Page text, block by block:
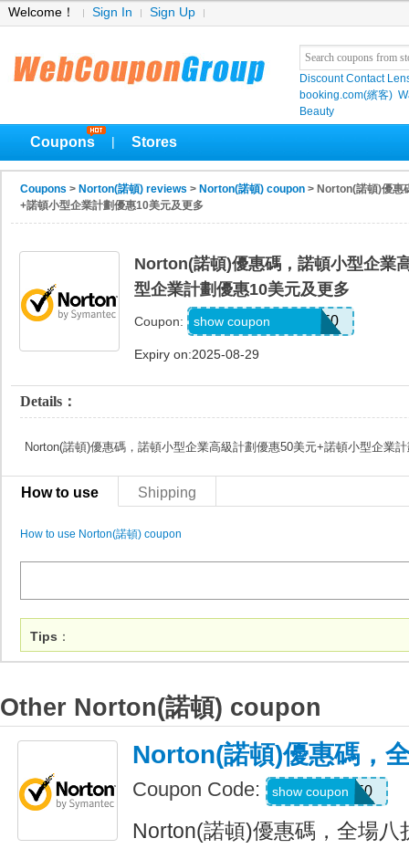
Welcome！ Sign In Sign Up
Discount Contact
booking.com(繽客)
Beauty
Coupons Stores
Coupons > Norton(諾頓) reviews > Norton(諾頓) coupon > Norton(諾頓)優惠
+諾頓小型企業計劃優惠10美元及更多
Norton(諾頓)優惠碼，諾頓小型企業
型企業計劃優惠10美元及更多
Coupon: UNSUBDISCPRE50
show coupon
Expiry on:2025-08-29
Details：
Norton(諾頓)優惠碼，諾頓小型企業高級計劃優惠50美元+諾頓小型企業
How to use Shipping
How to use Norton(諾頓) coupon
Tips ：
Other Norton(諾頓) coupon
Norton(諾頓)優惠碼，
Coupon Code: NNMDT50
show coupon
Norton(諾頓)優惠碼，全場八